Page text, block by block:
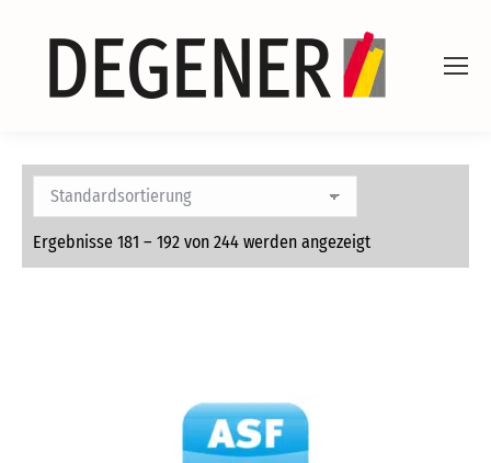
Ergebnisse 181 – 192 von 244 werden angezeigt